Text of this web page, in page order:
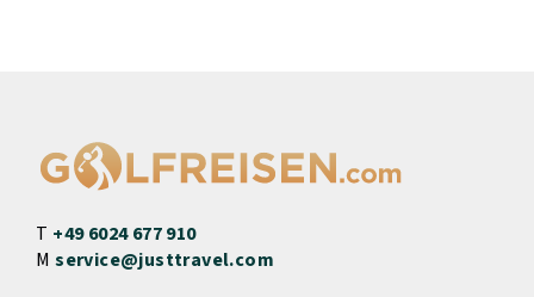
T +49 6024 677 910
Mservice@justtravel.com